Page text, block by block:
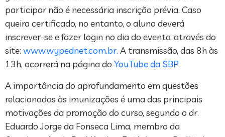
participar não é necessária inscrição prévia. Caso
queira certificado, no entanto, o aluno deverá
inscrever-se e fazer login no dia do evento, através do
site: www.wypednet.com.br. A transmissão, das 8h às
13h, ocorrerá na página do YouTube da SBP.
A importância do aprofundamento em questões
relacionadas às imunizações é uma das principais
motivações da promoção do curso, segundo o dr.
Eduardo Jorge da Fonseca Lima, membro da